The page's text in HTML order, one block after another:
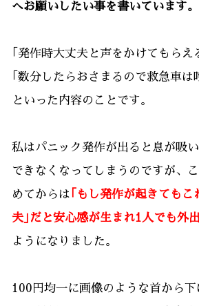
へお願いしたい事を書いています。
｢発作時大丈夫と声をかけてもらえ
｢数分したらおさまるので救急車は
といった内容のことです。
私はパニック発作が出ると息が吸
できなくなってしまうのですが、
めてからは ｢もし発作が起きてもこ
夫｣だと安心感が生まれ1人でも外
ようになりました。
100円均一に画像のような首から